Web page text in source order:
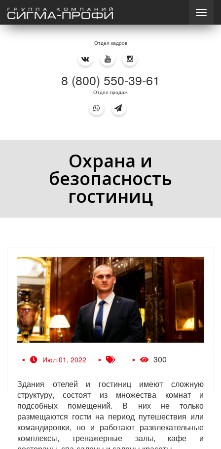
Отдел кадров
8 (800) 550-39-61
Отдел продаж
Охрана и
безопасность
гостиниц
Июл 01, 2022 300
Здания отелей и гостиниц имеют сложную
структуру, состоят из множества комнат и
подсобных помещений. В них не только
размещаются гости на период путешествия или
командировки, но и работают развлекательные
комплексы, тренажерные залы, кафе и